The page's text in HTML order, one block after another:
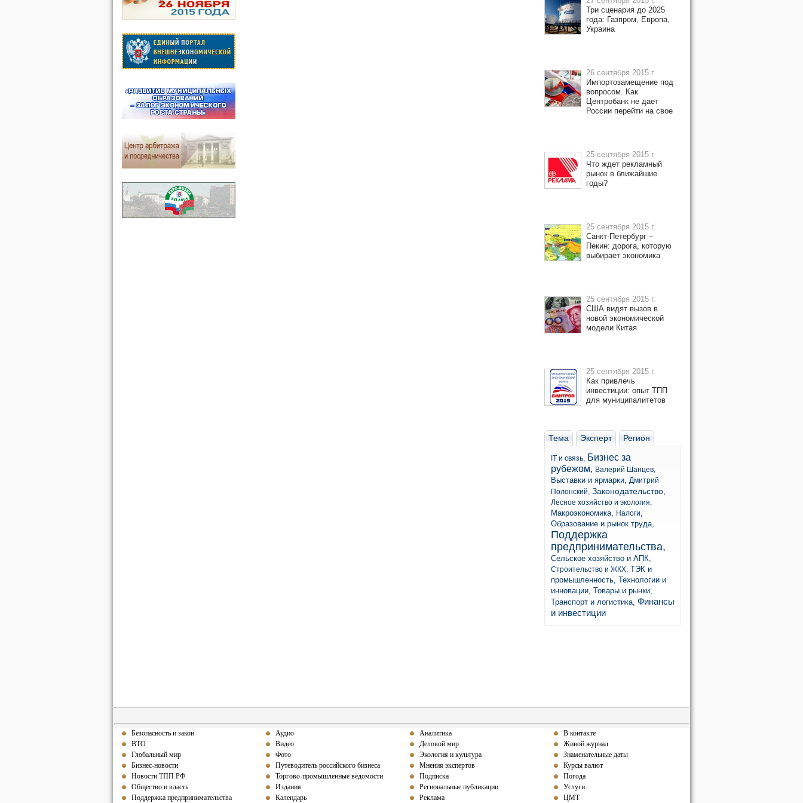
Три сценария до 2025
года: Газпром, Европа,
Украина
26 сентября 2015 г.
Импортозамещение под
вопросом. Как
Центробанк не дает
России перейти на свое
25 сентября 2015 г.
Что ждет рекламный
рынок в ближайшие
годы?
25 сентября 2015 г.
Санкт-Петербург –
Пекин: дорога, которую
выбирает экономика
25 сентября 2015 г.
США видят вызов в
новой экономической
модели Китая
25 сентября 2015 г.
Как привлечь
инвестиции: опыт ТПП
для муниципалитетов
Тема Эксперт Регион
IT и связь, Бизнес за
рубежом, Валерий Шанцев,
Выставки и ярмарки, Дмитрий
Полонский, Законодательство,
Лесное хозяйство и экология,
Макроэкономика, Налоги,
Образование и рынок труда,
Поддержка
предпринимательства,
Сельское хозяйство и АПК,
Строительство и ЖКХ, ТЭК и
промышленность, Технологии и
инновации, Товары и рынки,
Транспорт и логистика, Финансы
и инвестиции
Безопасность и закон
ВТО
Глобальный мир
Бизнес-новости
Новости ТПП РФ
Общество и власть
Поддержка предпринимательства
Аудио
Видео
Фото
Путеводитель российского бизнеса
Торгово-промышленные ведомости
Издания
Календарь
Аналитика
Деловой мир
Экология и культура
Мнения экспертов
Подписка
Региональные публикации
Реклама
В контакте
Живой журнал
Знаменательные даты
Курсы валют
Погода
Услуги
ЦМТ